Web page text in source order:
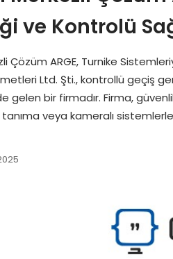
ve Kontrolü
Çözüm ARGE, Turnike
Ltd. Şti., kontrollü geçiş
gelen bir firmadır. Firma,
tanıma veya kameralı